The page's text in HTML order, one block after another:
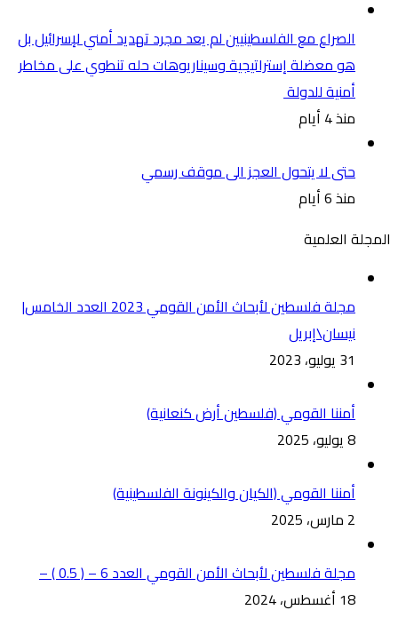
الصراع مع الفلسطينيين لم يعد مجرد تهديد أمني لإسرائيل بل
هو معضلة إستراتيجية وسيناريوهات حله تنطوي على مخاطر
أمنية للدولة
منذ 4 أيام
حتى لا يتحول العجز الى موقف رسمي
منذ 6 أيام
المجلة العلمية
مجلة فلسطين لأبحاث الأمن القومي 2023 العدد الخامس|
نيسان\إبريل
31 يوليو، 2023
أمننا القومي (فلسطين أرض كنعانية)
8 يوليو، 2025
أمننا القومي (الكيان والكينونة الفلسطينية)
2 مارس، 2025
مجلة فلسطين لأبحاث الأمن القومي العدد 6 – ( 0.5 ) –
18 أغسطس، 2024